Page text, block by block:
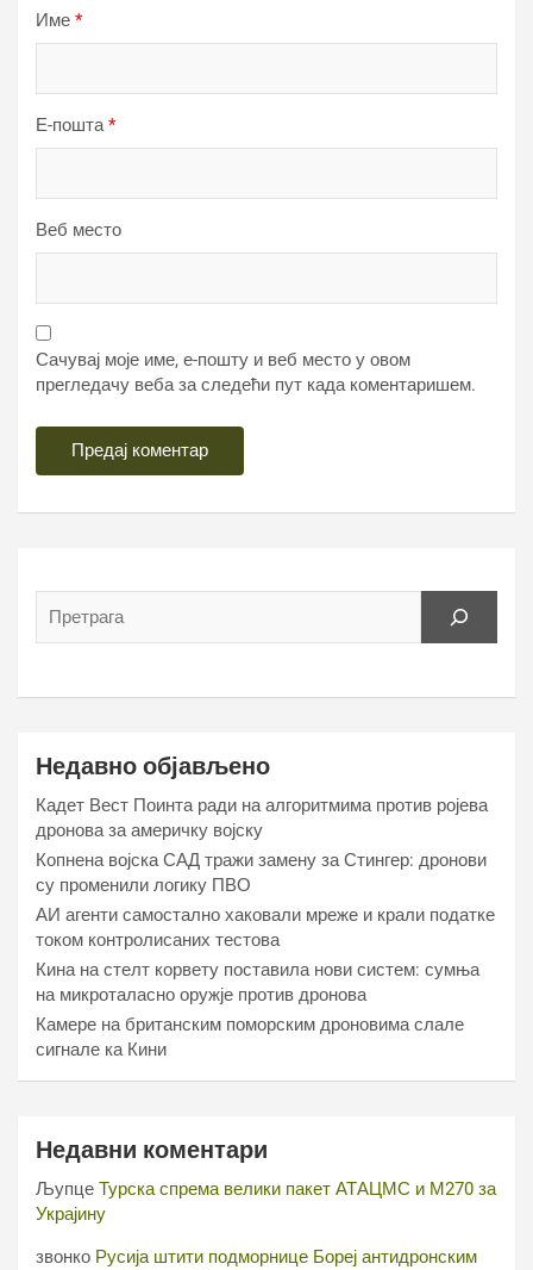
Име *
Е-пошта*
Веб место
Сачувај моје име, е-пошту и веб место у овом
прегледачу веба за следећи пут када коментаришем.
Недавно објављено
Кадет Вест Поинта ради на алгоритмима против ројева
дронова за америчку војску
Копнена војска САД тражи замену за Стингер: дронови
су променили логику ПВО
АИ агенти самостално хаковали мреже и крали податке
током контролисаних тестова
Кина на стелт корвету поставила нови систем: сумња
на микроталасно оружје против дронова
Камере на британским поморским дроновима слале
сигнале ка Кини
Недавни коментари
Љупце Турска спрема велики пакет АТАЦМС и М270 за
Украјину
звонко Русија штити подморнице Бореј антидронским